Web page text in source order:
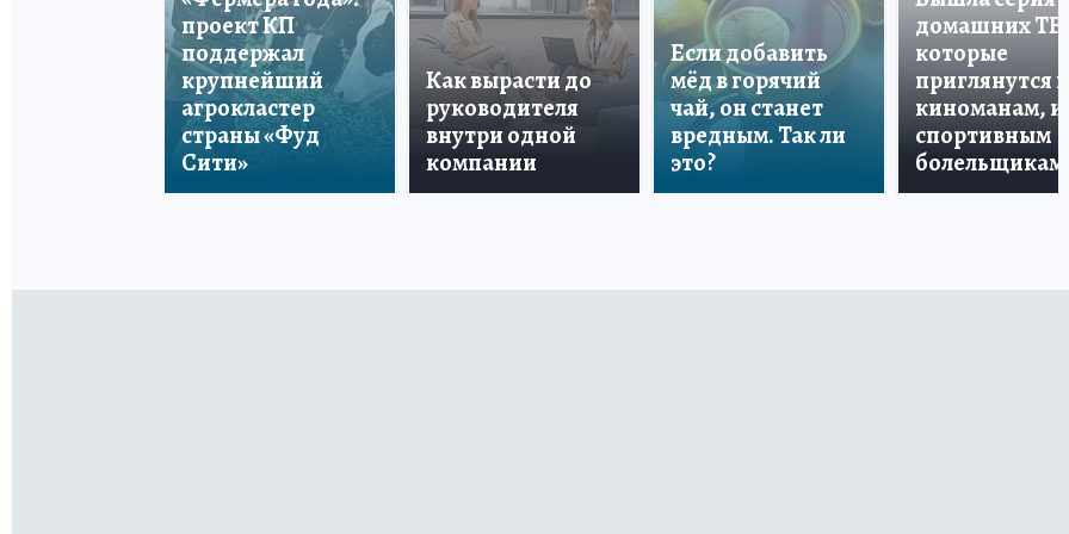
проект КП
поддержал
крупнейший
агрокластер
страны «Фуд
Сити»
Как вырасти до
руководителя
внутри одной
компании
Если добавить
мёд в горячий
чай, он станет
вредным. Так ли
это?
домашних ТВ,
которые
приглянутся и
киноманам, и
спортивным
болельщикам